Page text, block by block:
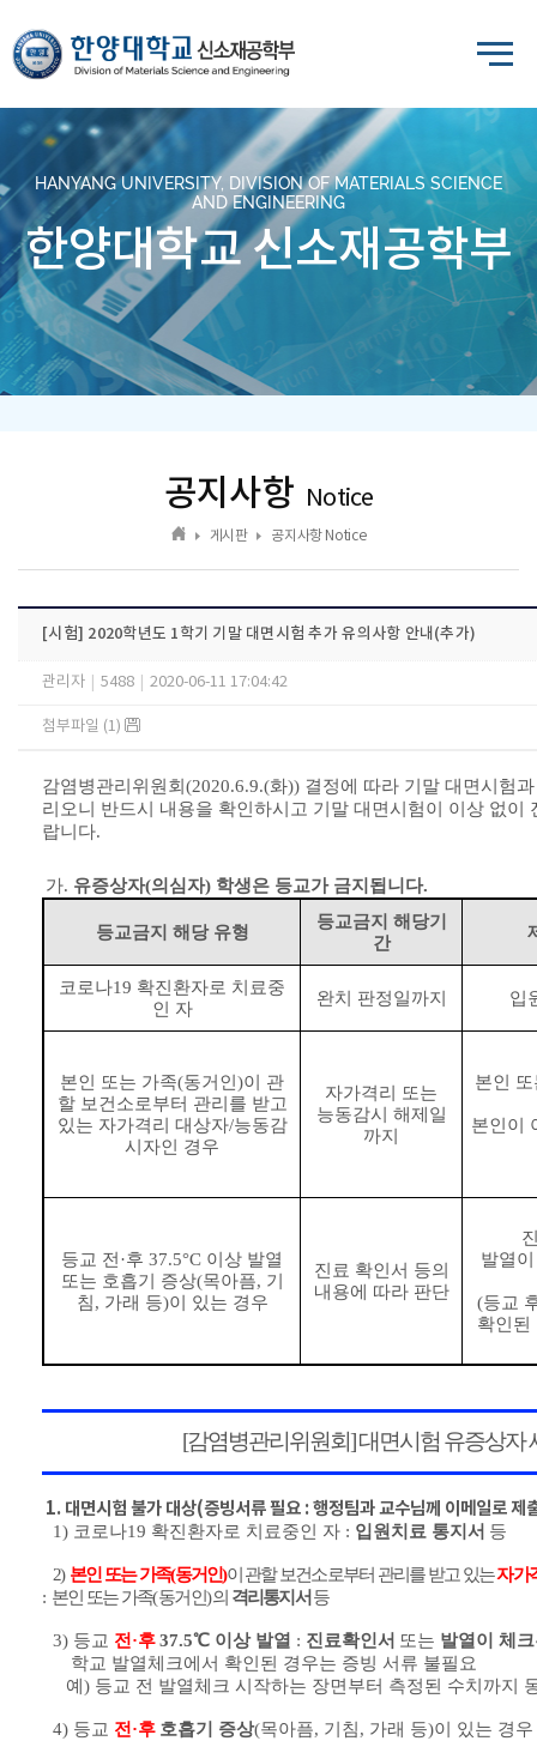
HANYANG UNIVERSITY, DIVISION OF MATERIALS SCIENCE
AND ENGINEERING
한양대학교 신소재공학부
공지사항 Notice
게시판 공지사항 Notice
[시험] 2020학년도 1학기 기말 대면시험 추가 유의사항 안내(추가)
관리자 5488 2020-06-11 17:04:42
첨부파일 (1)
감염병관리위원회 (2020.6.9.(화)) 결정에 따라 기말 대면시험
리오니 반드시 내용을 확인하시고 기말 대면시험이 이상 없이
랍니다.
가. 유증상자(의심자) 학생은 등교가 금지됩니다.
등교금지 해당 유형
등교금지 해당기
간
코로나19 확진환자로 치료중
인 자
완치 판정일까지 입
본인 또는 가족(동거인)이 관
할 보건소로부터 관리를 받고
있는 자가격리 대상자/능동감
시자인 경우
자가격리 또는
능동감시 해제일
까지
본인
본인이
등교 전·후 37.5°C 이상 발열
또는 호흡기 증상(목아픔, 기
침, 가래 등)이 있는 경우
진료 확인서 등의
내용에 따라 판단
발열
(등교
확인된
[감염병관리위원회]대면시험 유증상자
1. 대면시험 불가 대상(증빙서류 필요 :행정팀과 교수님께 이메일로 제
1) 코로나19 확진환자로 치료중인 자 : 입원치료 통지서 등
2) 본인 또는 가족(동거인)이 관할 보건소로부터 관리를 받고 있는자가
: 본인 또는 가족(동거인)의 격리통지서 등
3) 등교 전·후37.5℃ 이상 발열 : 진료확인서 또는 발열이 체
학교 발열체크에서 확인된 경우는 증빙 서류 불필요
예) 등교 전 발열체크 시작하는 장면부터 측정된 수치까지
4) 등교 전·후 호흡기 증상(목아픔, 기침, 가래 등)이 있는 경우